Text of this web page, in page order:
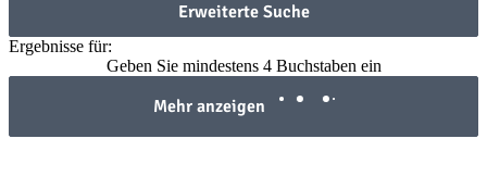
Erweiterte Suche
Ergebnisse für:
Geben Sie mindestens 4 Buchstaben ein
Mehr anzeigen